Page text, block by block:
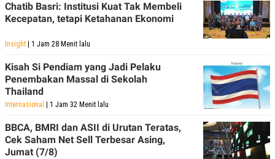
Chatib Basri: Institusi Kuat Tak Membeli
Kecepatan, tetapi Ketahanan Ekonomi
Insight | 1 Jam 28 Menit lalu
Kisah Si Pendiam yang Jadi Pelaku
Penembakan Massal di Sekolah
Thailand
Internasional | 1 Jam 32 Menit lalu
BBCA, BMRI dan ASII di Urutan Teratas,
Cek Saham Net Sell Terbesar Asing,
Jumat (7/8)